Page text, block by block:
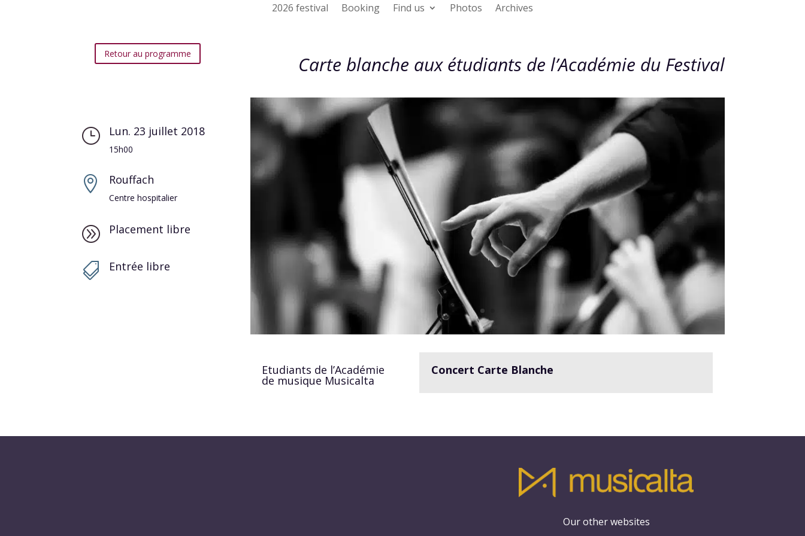
2026 festival Booking Find us Photos Archives
Retour au programme
} Lun. 23 juillet 2018
15h00
 Rouffach
Centre hospitalier
A Placement libre
 Entrée libre
Carte blanche aux étudiants de l’Académie du Festival
Etudiants de l’Académie
de musique Musicalta
Concert Carte Blanche
Our other websites